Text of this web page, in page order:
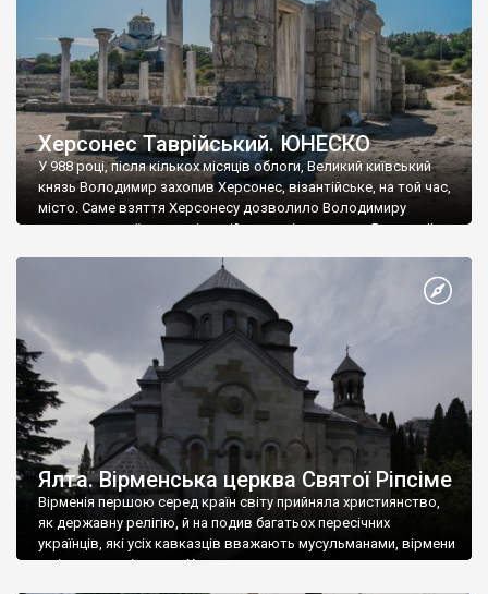
Херсонес Таврійський. ЮНЕСКО
У 988 році, після кількох місяців облоги, Великий київський
князь Володимир захопив Херсонес, візантійське, на той час,
місто. Саме взяття Херсонесу дозволило Володимиру
диктувати свої умови візантійському імператору Василю ІІ, та
Херсонесі Володимир-язичник, став Василем-християнином.
А потім було Хрещення Русі. На честь Херсонесу Таврійського
Ялта. Вірменська церква Святої Ріпсіме
Вірменія першою серед країн світу прийняла християнство,
як державну релігію, й на подив багатьох пересічних
українців, які усіх кавказців вважають мусульманами, вірмени
є відданими вірянами Христа